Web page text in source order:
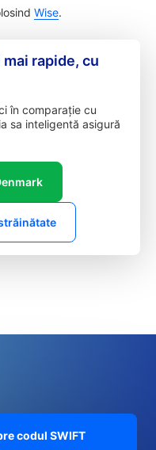
Wise.
rapide, cu
în comparație cu
sa inteligentă asigură
codul SWIFT